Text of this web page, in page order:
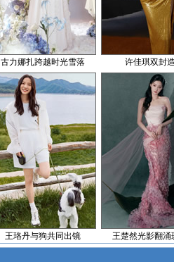
古力娜扎跨越时光雪落 许佳琪双封
王珞丹与狗共同出镜 王楚然光影翻涌